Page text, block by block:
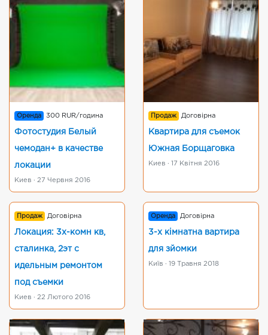
Оренда 300 RUR/година
Фотостудия Белый
чемодан+ в качестве
локации
Киев · 27 Червня 2016
Продаж Договірна
Квартира для съемок
Южная Борщаговка
Киев · 17 Квітня 2016
Продаж Договірна
Локация: 3х-комн кв,
сталинка, 2эт с
идельным ремонтом
под съемки
Киев · 22 Лютого 2016
Оренда Договірна
3-х кімнатна вартира
для зйомки
Київ · 19 Травня 2018